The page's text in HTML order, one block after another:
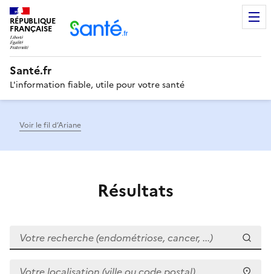
RÉPUBLIQUE
FRANÇAISE
Santé.fr
L'information fiable, utile pour votre santé
Voir le fil d’Ariane
Résultats
Votre recherche (endométriose, cancer, ...)
Votre localisation (ville ou code postal)